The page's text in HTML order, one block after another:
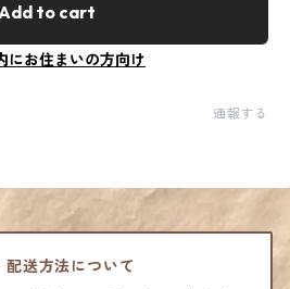
to cart
にお住まいの方向け
通報する
配送方法について